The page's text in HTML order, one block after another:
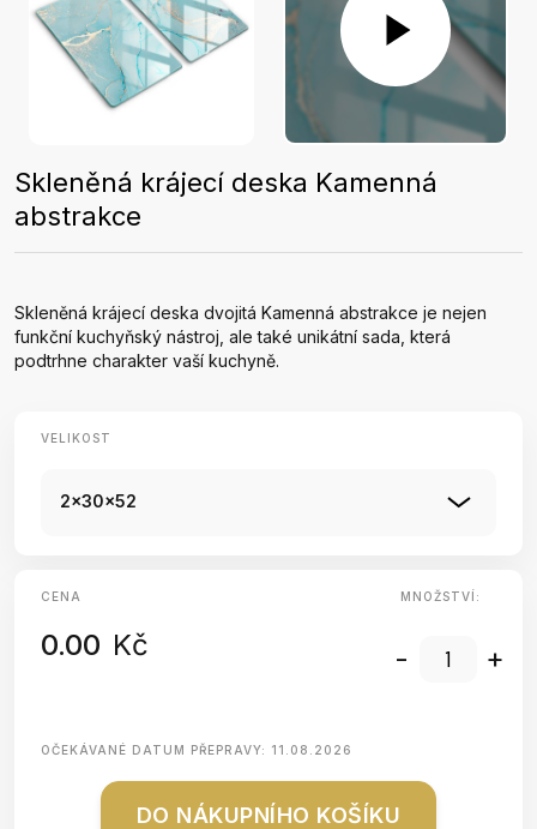
Skleněná krájecí deska Kamenná
abstrakce
Skleněná krájecí deska dvojitá Kamenná abstrakce je nejen
funkční kuchyňský nástroj, ale také unikátní sada, která
podtrhne charakter vaší kuchyně.
VELIKOST
2x30x52
CENA
0.00 Kč
MNOŽSTVÍ:
- +
OČEKÁVANÉ DATUM PŘEPRAVY: 11.08.2026
DO NÁKUPNÍHO KOŠÍKU